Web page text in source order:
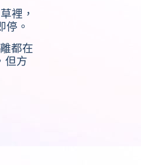
裡，
停。
都在
但方